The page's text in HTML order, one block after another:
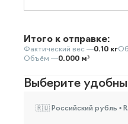
Итого к отправке:
Фактический вес —0.10 кг
Объём —0.000 м³
Выберите
🇷🇺 Российский рубль •